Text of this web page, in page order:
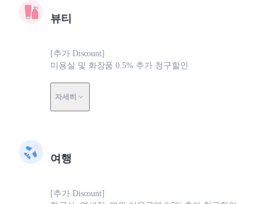
뷰티
[추가 Discount]
미용실 및 화장품 0.5% 추가 청구할인
자세히
여행
[추가 Discount]